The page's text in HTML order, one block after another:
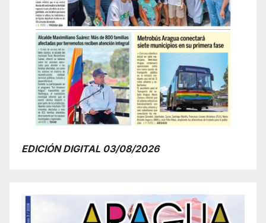
EDICIÓN DIGITAL 03/08/2026